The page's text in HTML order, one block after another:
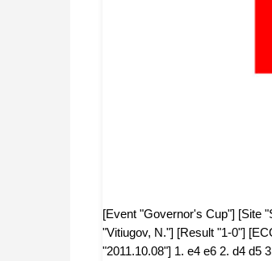
[Event "Governor's Cup"] [Site
"Vitiugov, N."] [Result "1-0"]
"2011.10.08"] 1. e4 e6 2. d4 d5